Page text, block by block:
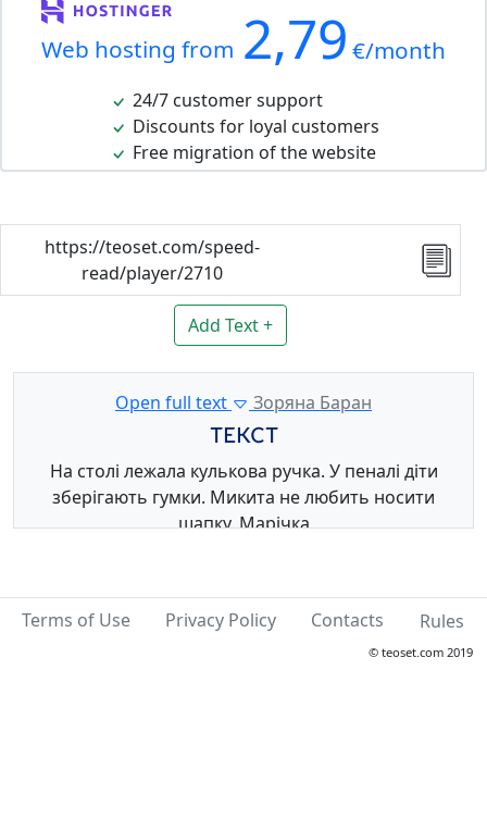
Web hosting from 2,79 €/month
24/7 customer support
Discounts for loyal customers
Free migration of the website
https://teoset.com/speed-
read/player/2710
Add Text +
Open full text Зоряна Баран
ТЕКСТ
На столі лежала кулькова ручка. У пеналі діти
зберігають гумки. Микита не любить носити
шапку. Марічка
Terms of Use Privacy Policy Contacts Rules
© teoset.com 2019